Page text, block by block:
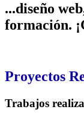
...diseño
formación.
Proyectos
Trabajos